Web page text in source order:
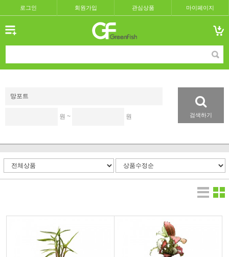
로그인 회원가입 관심상품 마이페이지
원 ~ 원 검색하기